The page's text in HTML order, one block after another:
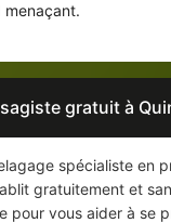
menaçant.
gratuit à
spécialiste en
gratuitement et
pour vous aider à se